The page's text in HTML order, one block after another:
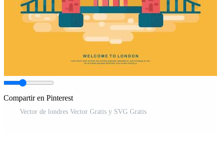
Compartir en Pinterest
Vector de londres Vector Gratis y SVG Gratis